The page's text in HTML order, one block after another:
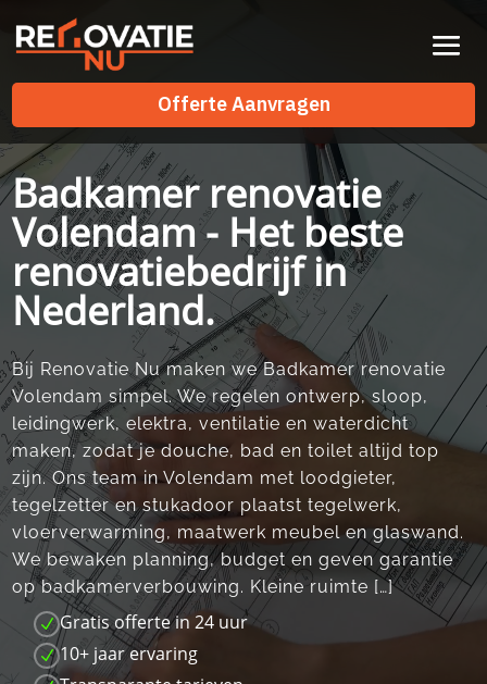
Offerte Aanvragen
Offerte Aanvragen
Badkamer renovatie
Volendam - Het beste
renovatiebedrijf in
Nederland.
Bij Renovatie Nu maken we Badkamer renovatie
Volendam simpel.​ We regelen ontwerp, sloop,
leidingwerk, elektra, ventilatie en waterdicht
maken, zodat je douche, bad en toilet altijd top
zijn.​ Ons team in Volendam met loodgieter,
tegelzetter en stukadoor plaatst tegelwerk,
vloerverwarming, maatwerk meubel en glaswand.​
We bewaken planning, budget en geven garantie
op badkamerverbouwing.​ Kleine ruimte […]
N Gratis offerte in 24 uur
N 10+ jaar ervaring